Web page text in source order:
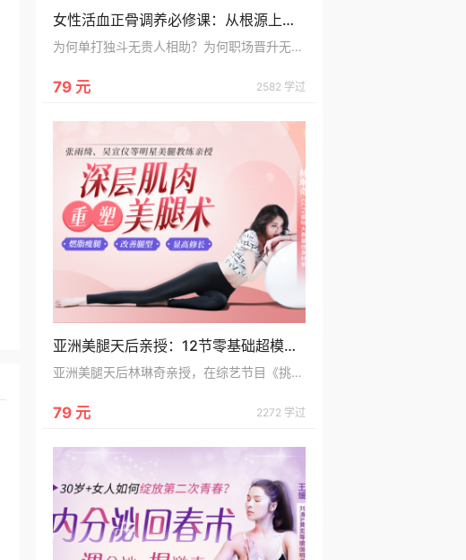
女性活血正骨调养必修课：从根源上缓解衰老伤痛，重获身体活力
为何单打独斗无贵人相助？为何职场晋升无望？为何经常被小人陷害，10000+好评的借力成事24计：会说话/懂人情/会处事，轻松走捷径搞定所有事！
79 元 2582 学过
亚洲美腿天后亲授：12节零基础超模美腿术每天10分钟，轻松打造性感长腿
亚洲美腿天后林琳奇亲授，在综艺节目《挑战吧太空》带领张雨绮轻松打造性感长腿
79 元 2272 学过